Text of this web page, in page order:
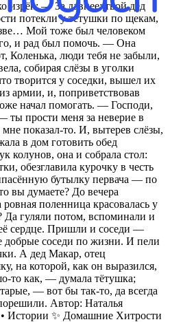
изрёк: — За давнее: твой дед
потекли у тётушки по щекам,
Мой тоже был человеком
и рад был помочь. — Она
Коленька, люди тебя не забыли,
собирая слёзы в уголки
творится у соседки, вышел их
армии, и, поприветствовав
начал помогать. — Господи,
прости меня за неверие в
показал‑то. И, вытерев слёзы,
в дом готовить обед
колунов, она и собрала стол:
обезглавила курочку в честь
бутылку первача — по
вы думаете? До вечера
поленница красовалась у
гуляли потом, вспоминали и
её сердце. Пришли и соседи —
добрые соседи по жизни. И пели
А дед Макар, отец
на которой, как он выразился,
как, — думала тётушка;
— вот бы так‑то, да всегда
Автор: Наталья
Истории ✨ Домашние Хитрости